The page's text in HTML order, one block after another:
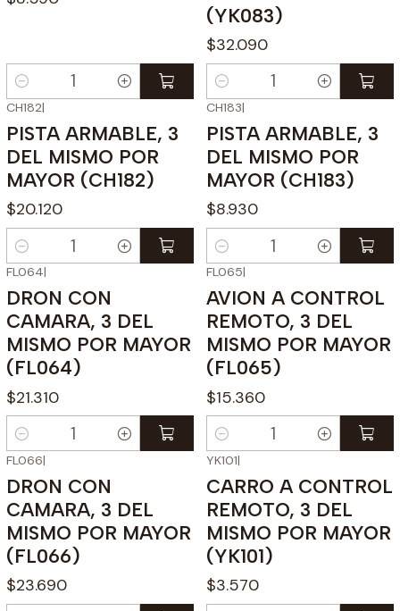
Cantidad
(YK083)
$32.090
Cantidad
CH182|
PISTA ARMABLE, 3
DEL MISMO POR
MAYOR (CH182)
$20.120
Cantidad
CH183|
PISTA ARMABLE, 3
DEL MISMO POR
MAYOR (CH183)
$8.930
Cantidad
FL064|
DRON CON
CAMARA, 3 DEL
MISMO POR MAYOR
(FL064)
$21.310
Cantidad
FL065|
AVION A CONTROL
REMOTO, 3 DEL
MISMO POR MAYOR
(FL065)
$15.360
Cantidad
FL066|
DRON CON
CAMARA, 3 DEL
MISMO POR MAYOR
(FL066)
$23.690
YK101|
CARRO A CONTROL
REMOTO, 3 DEL
MISMO POR MAYOR
(YK101)
$3.570